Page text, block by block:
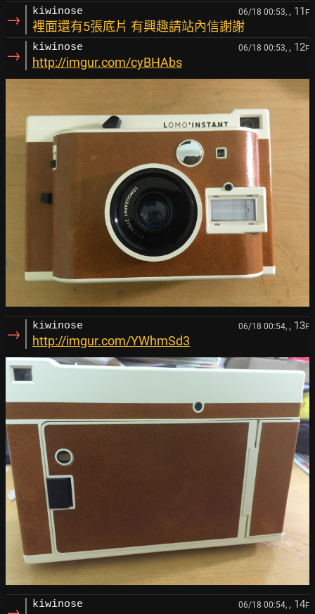
→ kiwinose 06/18 00:53, , 11 F
裡面還有5張底片 有興趣請站內信謝謝
→ kiwinose 06/18 00:53, , 12F
http://imgur.com/cyBHAbs
→ kiwinose 06/18 00:54, , 13F
http://imgur.com/YWhmSd3
kiwinose 06/18 00:54, , 14F